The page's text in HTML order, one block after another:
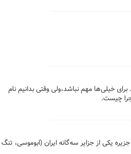
خیلی‌ها مهم نباشد،ولی وقتی بدانیم نام
چیست.
یکی از جزایر سه‌گانه ایران (ابوموسی، تنگ